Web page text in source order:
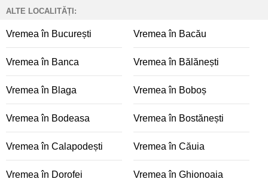
ALTE LOCALITĂȚI:
Vremea în București Vremea în Bacău
Vremea în Banca Vremea în Bălănești
Vremea în Blaga Vremea în Boboș
Vremea în Bodeasa Vremea în Bostănești
Vremea în Calapodești Vremea în Căuia
Vremea în Dorofei Vremea în Ghionoaia